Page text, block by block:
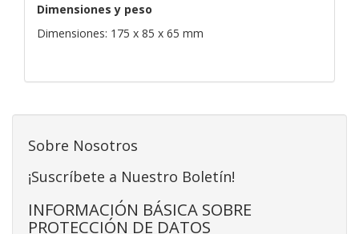
Dimensiones y peso
Dimensiones: 175 x 85 x 65 mm
Sobre Nosotros
¡Suscríbete a Nuestro Boletín!
INFORMACIÓN BÁSICA SOBRE
PROTECCIÓN DE DATOS